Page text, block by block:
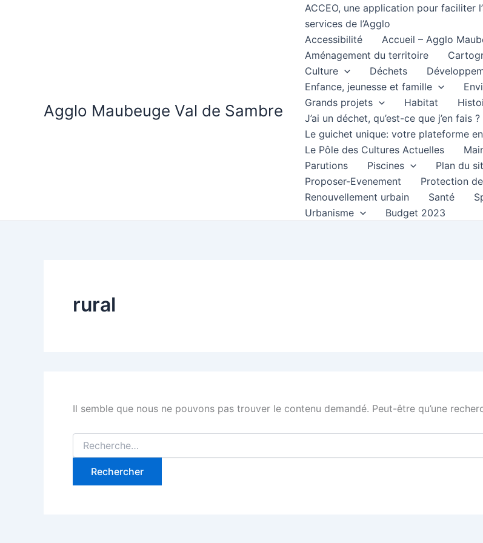
Agglo Maubeuge Val de Sambre
ACCEO, une application pour faciliter
services de l’Agglo
Accessibilité
Accueil – Agglo
Aménagement du territoire
Culture
Déchets
Enfance, jeunesse et famille
Grands projets
Habitat
J’ai un déchet, qu’est-ce que j’en fais ?
Le guichet unique: votre plateforme
Le Pôle des Cultures Actuelles
Parutions
Piscines Plan du
Proposer-Evenement
Protection
Renouvellement urbain
Santé
Urbanisme
Budget 2023
rural
Il semble que nous ne pouvons pas trouver le contenu demandé. Peut-être qu’une
Rechercher :